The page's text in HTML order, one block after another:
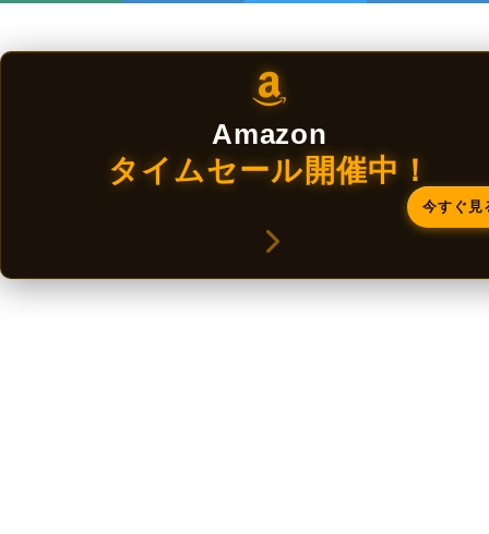
Amazon
タイムセール開催中！
今すぐ見